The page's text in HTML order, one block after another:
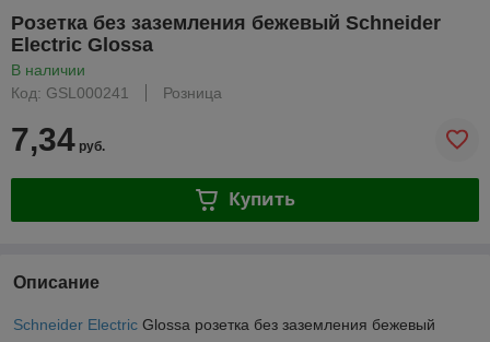
Розетка без заземления бежевый Schneider
Electric Glossa
В наличии
Код: GSL000241
Розница
7,34 руб.
Купить
Описание
Schneider Electric Glossa розетка без заземления бежевый